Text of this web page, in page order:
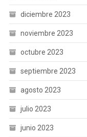
diciembre 2023
noviembre 2023
octubre 2023
septiembre 2023
agosto 2023
julio 2023
junio 2023